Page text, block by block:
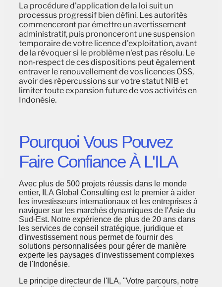
La procédure d'application de la loi suit un
processus progressif bien défini. Les autorités
commenceront par émettre un avertissement
administratif, puis prononceront une suspension
temporaire de votre licence d'exploitation, avant
de la révoquer si le problème n'est pas résolu. Le
non-respect de ces dispositions peut également
entraver le renouvellement de vos licences OSS,
avoir des répercussions sur votre statut NIB et
limiter toute expansion future de vos activités en
Indonésie.
Pourquoi Vous Pouvez
Faire Confiance À L'ILA
Avec plus de 500 projets réussis dans le monde
entier, ILA Global Consulting est le premier à aider
les investisseurs internationaux et les entreprises à
naviguer sur les marchés dynamiques de l'Asie du
Sud-Est. Notre expérience de plus de 20 ans dans
les services de conseil stratégique, juridique et
d'investissement nous permet de fournir des
solutions personnalisées pour gérer de manière
experte les paysages d'investissement complexes
de l'Indonésie.
Le principe directeur de l'ILA, "Votre parcours, notre